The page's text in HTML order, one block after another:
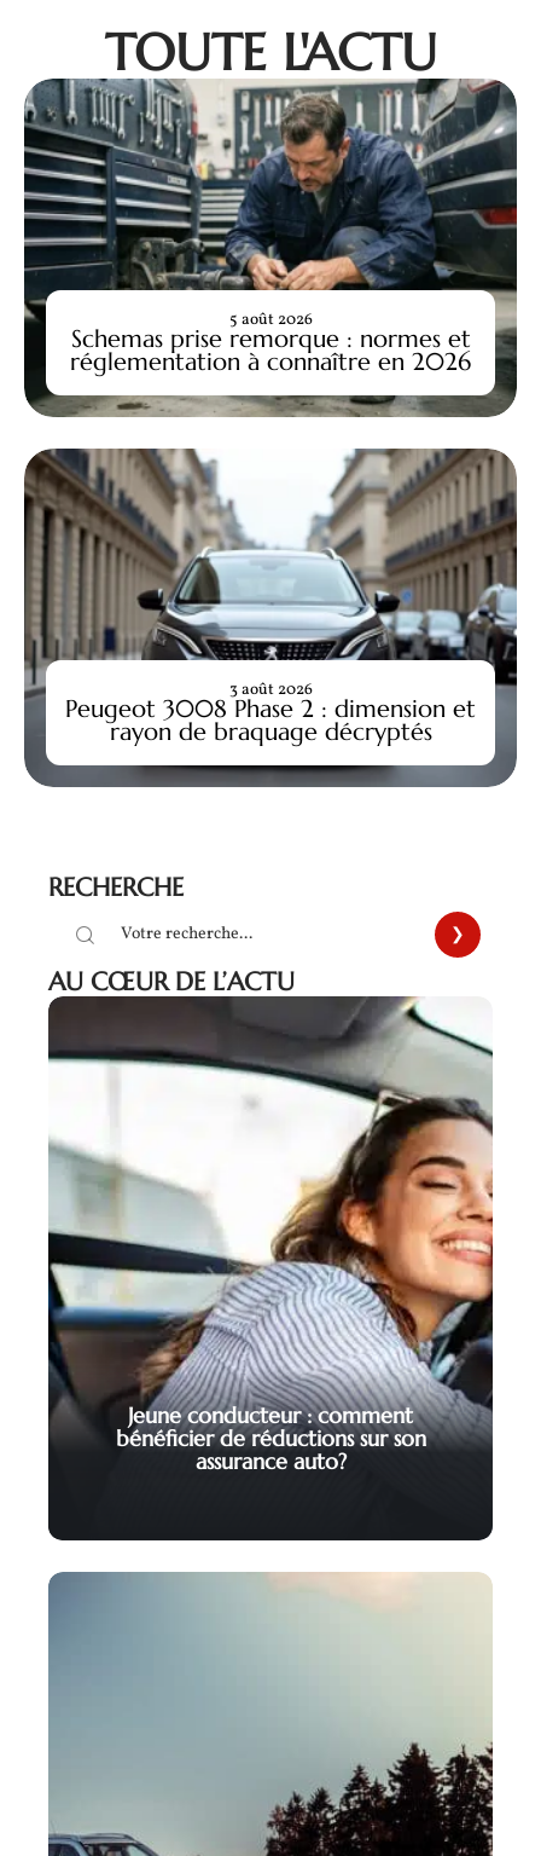
TOUTE L'ACTU
Schemas prise remorque : normes et
réglementation à connaître en 2026
5 août 2026
Peugeot 3008 Phase 2 : dimension et
rayon de braquage décryptés
3 août 2026
RECHERCHE
AU CŒUR DE L’ACTU
Jeune conducteur : comment
bénéficier de réductions sur son
assurance auto?